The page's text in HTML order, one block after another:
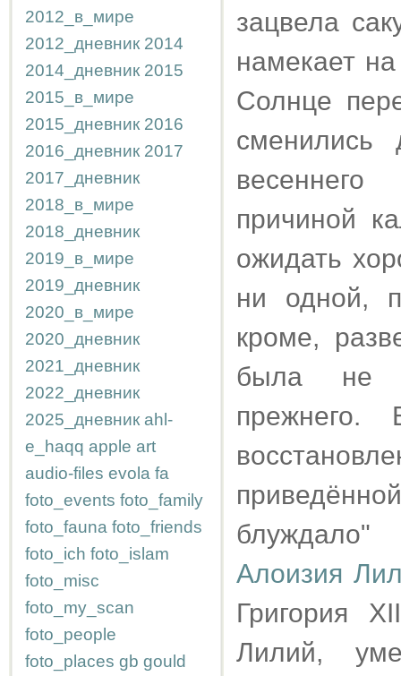
2012_в_мире
2012_дневник 2014
2014_дневник 2015
2015_в_мире
2015_дневник 2016
2016_дневник 2017
2017_дневник
2018_в_мире
2018_дневник
2019_в_мире
2019_дневник
2020_в_мире
2020_дневник
2021_дневник
2022_дневник
2025_дневник ahl-
e_haqq apple art
audio-files evola fa
foto_events foto_family
foto_fauna foto_friends
foto_ich foto_islam
foto_misc
foto_my_scan
foto_people
foto_places gb gould
зацвела
намекает
Солнце
причиной
ожидать
ни одной,
кроме,
была не
прежнего.
Алоизия
Григория
Лилий,